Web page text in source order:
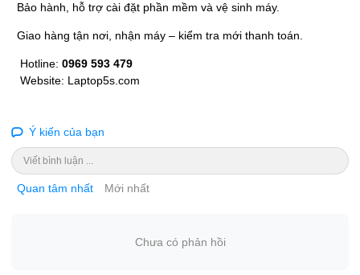
Bảo hành, hỗ trợ cài đặt phần mềm và vệ sinh máy.
Giao hàng tận nơi, nhận máy – kiểm tra mới thanh toán.
Hotline: 0969 593 479
Website: Laptop5s.com
Ý kiến của bạn
Viết bình luận ...
Quan tâm nhất Mới nhất
Chưa có phản hồi